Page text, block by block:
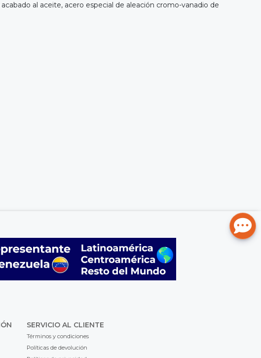
al aceite, acero especial de aleación cromo-vanadio de
SERVICIO AL CLIENTE
Términos y condiciones
Políticas de devolución